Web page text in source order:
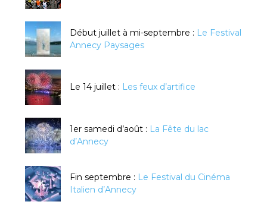
Début juillet à mi-septembre : Le Festival
Annecy Paysages
Le 14 juillet : Les feux d’artifice
1er samedi d’août : La Fête du lac
d’Annecy
Fin septembre : Le Festival du Cinéma
Italien d’Annecy